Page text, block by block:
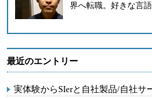
界へ転職。好きな言語
最近のエントリー
実体験からSIerと自社製品/自社サ